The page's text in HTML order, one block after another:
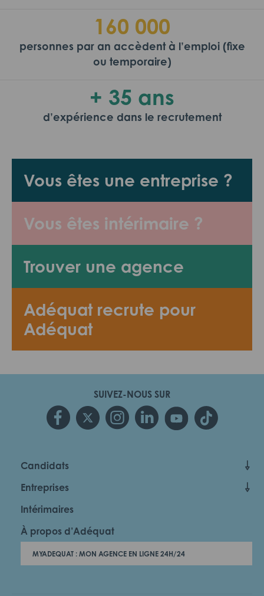
Vous êtes une entreprise ?
Vous êtes intérimaire ?
Trouver une agence
Adéquat recrute pour
Adéquat
160 000
personnes par an accèdent à l’emploi (fixe
ou temporaire)
+ 35 ans
d’expérience dans le recrutement
SUIVEZ-NOUS SUR
Candidats
Entreprises
Intérimaires
À propos d’Adéquat
MYADEQUAT : MON AGENCE EN LIGNE 24H/24